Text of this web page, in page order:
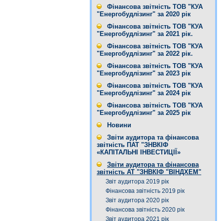
Фінансова звітність ТОВ "КУА
"Енергобудлізинг" за 2020 рік
Фінансова звітність ТОВ "КУА
"Енергобудлізинг" за 2021 рік.
Фінансова звітність ТОВ "КУА
"Енергобудлізинг" за 2022 рік.
Фінансова звітність ТОВ "КУА
"Енергобудлізинг" за 2023 рік
Фінансова звітність ТОВ "КУА
"Енергобудлізинг" за 2024 рік
Фінансова звітність ТОВ "КУА
"Енергобудлізинг" за 2025 рік
Новини
Звіти аудитора та фінансова
звітність ПАТ "ЗНВКІФ
«КАПІТАЛЬНІ ІНВЕСТИЦІЇ»
Звіти аудитора та фінансова
звітність АТ "ЗНВКІФ "ВІНДХЕМ"
Звіт аудитора 2019 рік
Фінансова звітність 2019 рік
Звіт аудитора 2020 рік
Фінансова звітність 2020 рік
Звіт аудитора 2021 рік